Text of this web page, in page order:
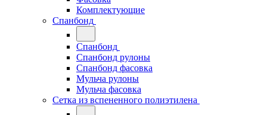
Комплектующие
Спанбонд
Спанбонд
Спанбонд рулоны
Спанбонд фасовка
Мульча рулоны
Мульча фасовка
Сетка из вспененного полиэтилена